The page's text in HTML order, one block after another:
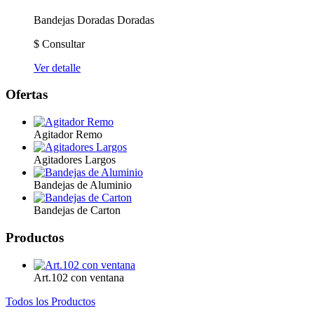
Bandejas Doradas Doradas
$ Consultar
Ver detalle
Ofertas
Agitador Remo
Agitadores Largos
Bandejas de Aluminio
Bandejas de Carton
Productos
Art.102 con ventana
Todos los Productos